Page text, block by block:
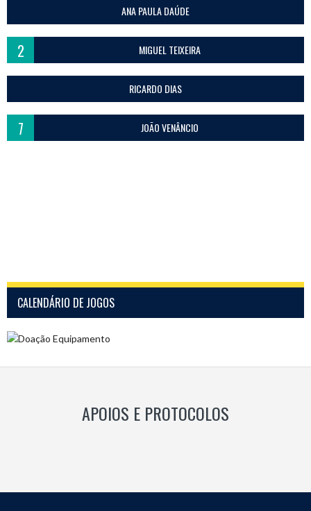
ANA PAULA DAÚDE
2 MIGUEL TEIXEIRA
RICARDO DIAS
7 JOÃO VENÂNCIO
CALENDÁRIO DE JOGOS
APOIOS E PROTOCOLOS